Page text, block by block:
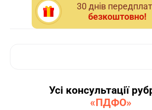
30 днiв
безкоштовно!
Усі консультації
«ПДФО»